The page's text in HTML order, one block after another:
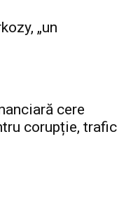
„un
cere
corupție, trafic